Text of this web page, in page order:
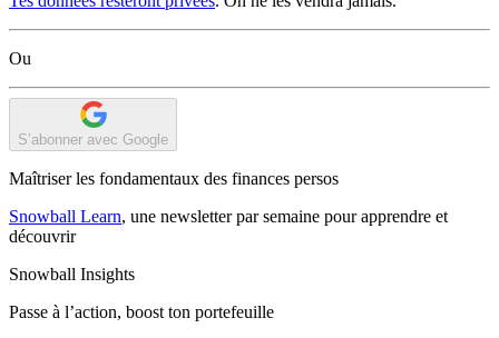
Ou
S’abonner avec Google
Maîtriser les fondamentaux des finances persos
Snowball Learn, une newsletter par semaine pour apprendre et
découvrir
Snowball Insights
Passe à l’action, boost ton portefeuille